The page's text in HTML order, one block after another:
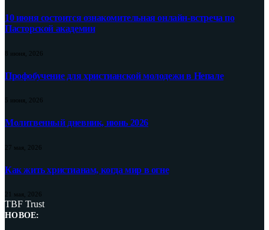
10 июня состоится ознакомительная онлайн-встреча по
Пасторской академии
8 июня, 2026
Профобучение для христианской молодежи в Непале
5 июня, 2026
Молитвенный дневник, июнь 2026
27 мая, 2026
Как жить христианам, когда мир в огне
21 мая, 2026
TBF Trust
НОВОЕ: